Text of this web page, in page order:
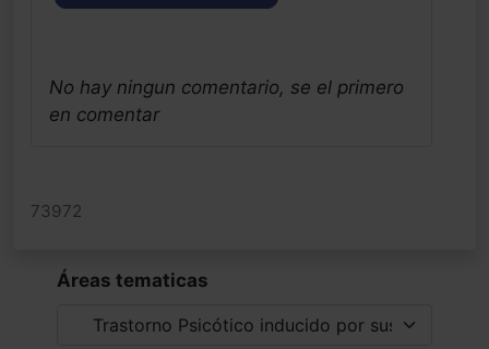
No hay ningun comentario, se el primero
en comentar
73972
Áreas tematicas